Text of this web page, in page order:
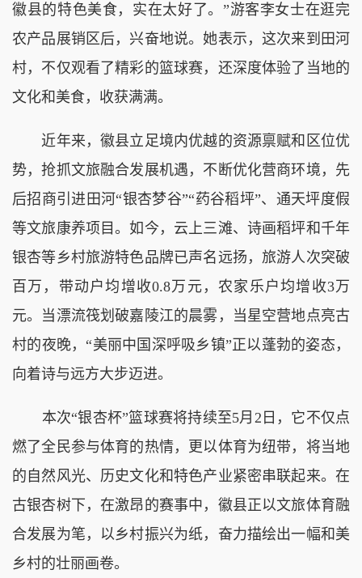
徽县的特色美食，实在太好了。”游客李女士在逛完
农产品展销区后，兴奋地说。她表示，这次来到田河
村，不仅观看了精彩的篮球赛，还深度体验了当地的
文化和美食，收获满满。
近年来，徽县立足境内优越的资源禀赋和区位优
势，抢抓文旅融合发展机遇，不断优化营商环境，先
后招商引进田河“银杏梦谷”“药谷稻坪”、通天坪度假
等文旅康养项目。如今，云上三滩、诗画稻坪和千年
银杏等乡村旅游特色品牌已声名远扬，旅游人次突破
百万，带动户均增收0.8万元，农家乐户均增收3万
元。当漂流筏划破嘉陵江的晨雾，当星空营地点亮古
村的夜晚，“美丽中国深呼吸乡镇”正以蓬勃的姿态，
向着诗与远方大步迈进。
本次“银杏杯”篮球赛将持续至5月2日，它不仅点
燃了全民参与体育的热情，更以体育为纽带，将当地
的自然风光、历史文化和特色产业紧密串联起来。在
古银杏树下，在激昂的赛事中，徽县正以文旅体育融
合发展为笔，以乡村振兴为纸，奋力描绘出一幅和美
乡村的壮丽画卷。